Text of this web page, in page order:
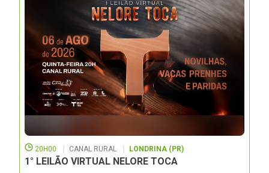
20H00 CANAL RURAL LONDRINA (PR)
1° LEILÃO VIRTUAL NELORE TOCA